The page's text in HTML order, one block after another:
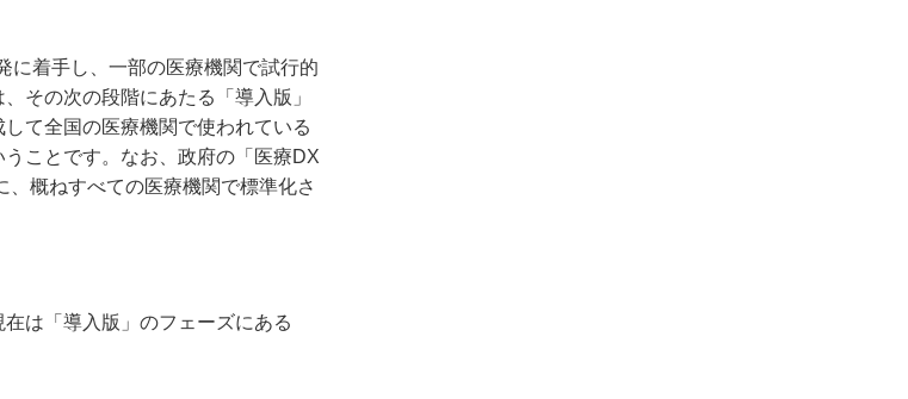
に着手し、一部の医療機関で試行的
その次の段階にあたる「導入版」
て全国の医療機関で使われている
ことです。なお、政府の「医療DX
概ねすべての医療機関で標準化さ
は「導入版」のフェーズにある